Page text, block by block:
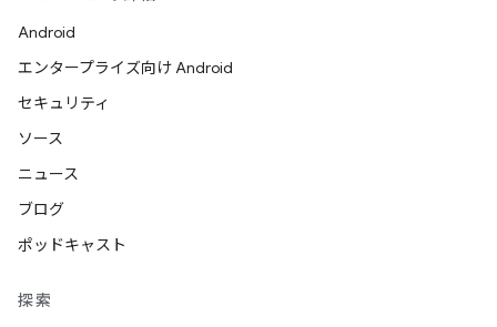
Android
エンタープライズ向け Android
セキュリティ
ソース
ニュース
ブログ
ポッドキャスト
探索